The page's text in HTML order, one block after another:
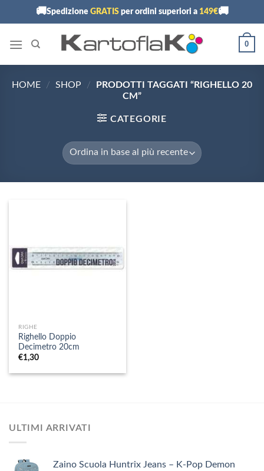
🚚Spedizione GRATISper ordini superiori a 149€🚚
0
HOME / SHOP /
PRODOTTI TAGGATI “RIGHELLO 20
CM”
CATEGORIE
RIGHE
Righello Doppio
Decimetro 20cm
€1,30
ULTIMI ARRIVATI
Zaino Scuola Huntrix Jeans – K-Pop Demon